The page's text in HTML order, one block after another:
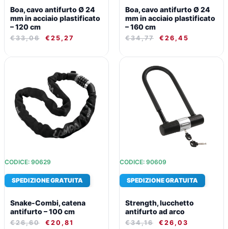
Boa, cavo antifurto Ø 24
mm in acciaio plastificato
– 120 cm
€33,06 € 25,27
Boa, cavo antifurto Ø 24
mm in acciaio plastificato
– 160 cm
€34,77 € 26,45
CODICE: 90629
SPEDIZIONE GRATUITA
Snake-Combi, catena
antifurto – 100 cm
€26,60
ORIGINALE
ERA:
€26,60.
€ 20,81
ATTUALE
È:
€20,81.
CODICE: 90609
SPEDIZIONE GRATUITA
Strength, lucchetto
antifurto ad arco
€34,16
PREZZO
ORIGINALE
ERA:
€34,16.
€ 26,03